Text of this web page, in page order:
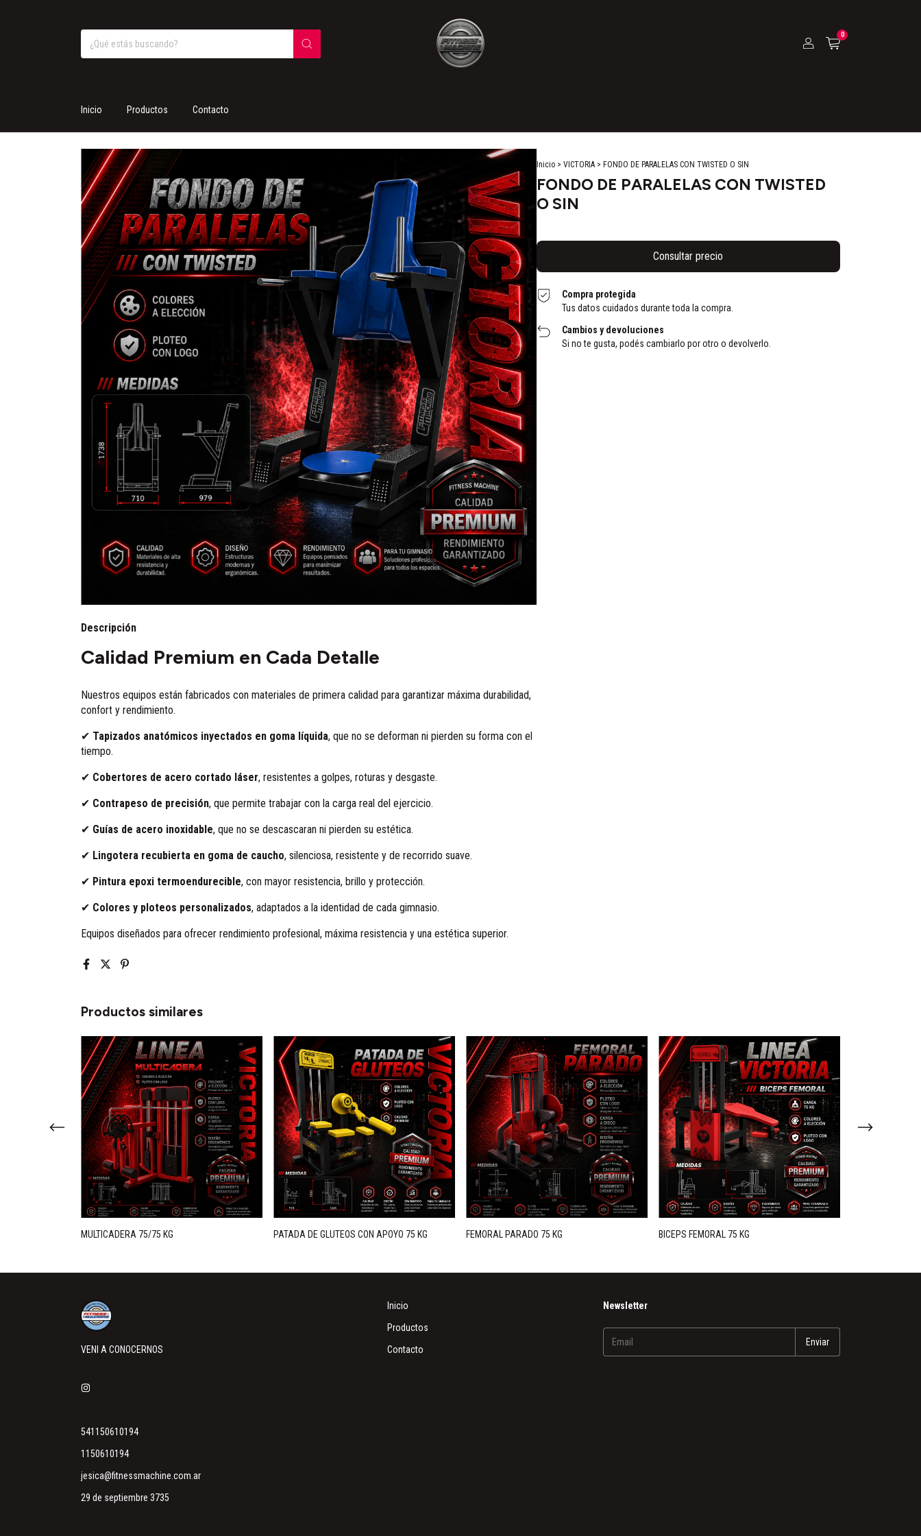
0
Inicio Productos Contacto
Inicio > VICTORIA > FONDO DE PARALELAS CON TWISTED O SIN
FONDO DE PARALELAS CON TWISTED
O SIN
Compra protegida
Tus datos cuidados durante toda la compra.
Cambios y devoluciones
Si no te gusta, podés cambiarlo por otro o devolverlo.
Descripción
Calidad Premium en Cada Detalle
Nuestros equipos están fabricados con materiales de primera calidad para garantizar máxima durabilidad,
confort y rendimiento.
✔ Tapizados anatómicos inyectados en goma líquida, que no se deforman ni pierden su forma con el
tiempo.
✔ Cobertores de acero cortado láser, resistentes a golpes, roturas y desgaste.
✔ Contrapeso de precisión, que permite trabajar con la carga real del ejercicio.
✔ Guías de acero inoxidable, que no se descascaran ni pierden su estética.
✔ Lingotera recubierta en goma de caucho, silenciosa, resistente y de recorrido suave.
✔ Pintura epoxi termoendurecible, con mayor resistencia, brillo y protección.
✔ Colores y ploteos personalizados, adaptados a la identidad de cada gimnasio.
Equipos diseñados para ofrecer rendimiento profesional, máxima resistencia y una estética superior.
Productos similares
MULTICADERA 75/75 KG PATADA DE GLUTEOS CON APOYO 75 KG FEMORAL PARADO 75 KG BICEPS FEMORAL 75 KG
VENI A CONOCERNOS
541150610194
1150610194
jesica@fitnessmachine.com.ar
29 de septiembre 3735
Inicio
Productos
Contacto
Newsletter